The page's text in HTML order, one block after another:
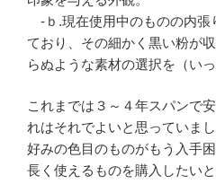
-ｂ.現在使用中のものの内張
ており、その細かく黒い粉が
らぬような素材の選択を（い
これまでは３～４年スパンで
れはそれでよいと思っていま
好みの色目のものがもう入手
長く使えるものを購入したい